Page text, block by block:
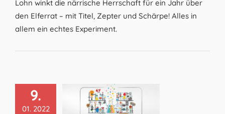
Lohn winkt die närrische Herrschaft für ein Jahr über
den Elferrat – mit Titel, Zepter und Schärpe! Alles in
allem ein echtes Experiment.
9.
01. 2022